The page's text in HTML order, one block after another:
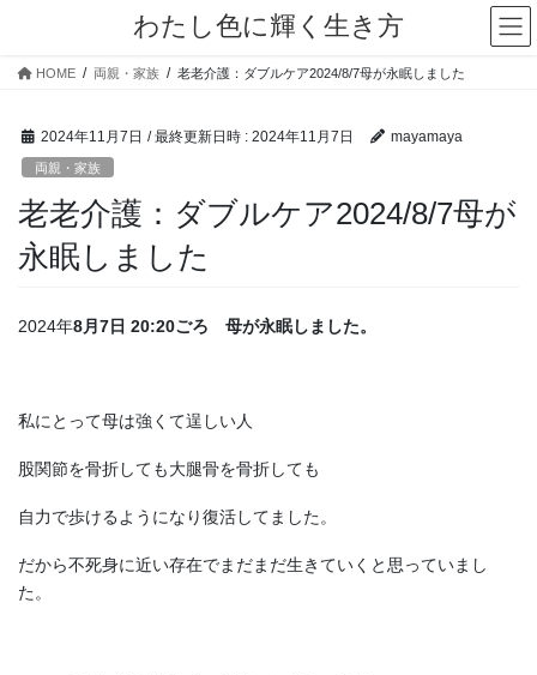
わたし色に輝く生き方
HOME 両親・家族 老老介護：ダブルケア2024/8/7母が永眠しました
2024年11月7日 / 最終更新日時 : 2024年11月7日 mayamaya
両親・家族
老老介護：ダブルケア2024/8/7母が
永眠しました
2024年8月7日 20:20ごろ 母が永眠しました。
私にとって母は強くて逞しい人
股関節を骨折しても大腿骨を骨折しても
自力で歩けるようになり復活してました。
だから不死身に近い存在でまだまだ生きていくと思っていまし
た。